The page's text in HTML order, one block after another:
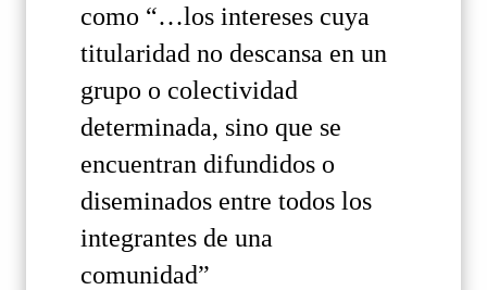
como “…los intereses cuya
titularidad no descansa en un
grupo o colectividad
determinada, sino que se
encuentran difundidos o
diseminados entre todos los
integrantes de una
comunidad”